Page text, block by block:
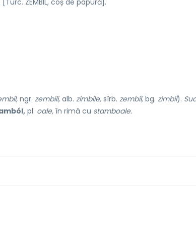
ngr. zembili, alb. zimbile, sîrb. zembíl, bg. zimbil).
pl. oale, în rimă cu stamboale.